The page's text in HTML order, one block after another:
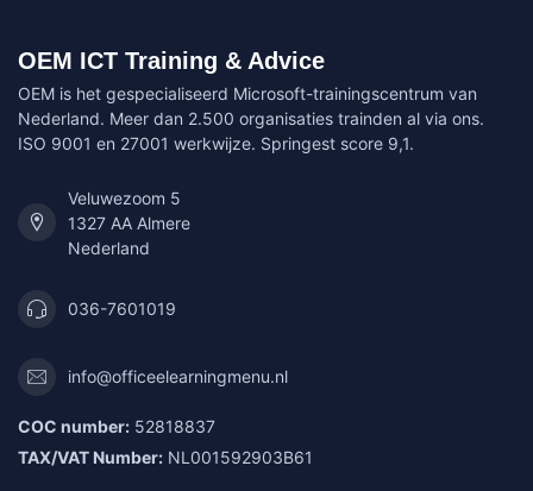
OEM ICT Training & Advice
OEM is het gespecialiseerd Microsoft-trainingscentrum van
Nederland. Meer dan 2.500 organisaties trainden al via ons.
ISO 9001 en 27001 werkwijze. Springest score 9,1.
Veluwezoom 5
1327 AA Almere
Nederland
036-7601019
info@officeelearningmenu.nl
COC number: 52818837
TAX/VAT Number: NL001592903B61